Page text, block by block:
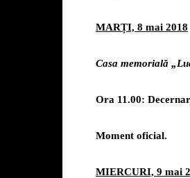
MARȚI, 8 mai 2018
Casa memorială
Ora 11.00:
Moment oficial.
MIERCURI, 9 mai